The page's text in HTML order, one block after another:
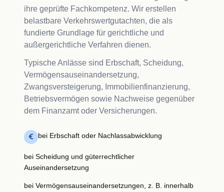
ihre geprüfte Fachkompetenz. Wir erstellen
belastbare Verkehrswertgutachten, die als
fundierte Grundlage für gerichtliche und
außergerichtliche Verfahren dienen.
Typische Anlässe sind Erbschaft, Scheidung,
Vermögensauseinandersetzung,
Zwangsversteigerung, Immobilienfinanzierung,
Betriebsvermögen sowie Nachweise gegenüber
dem Finanzamt oder Versicherungen.
bei Erbschaft oder Nachlassabwicklung
bei Scheidung und güterrechtlicher
Auseinandersetzung
bei Vermögensauseinandersetzungen, z. B. innerhalb